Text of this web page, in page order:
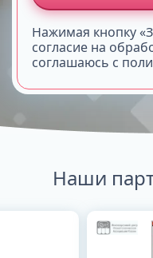
Нажимая кнопку
согласие на
соглашаюсь с
Наши